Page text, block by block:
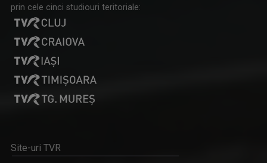
Paul Surugiu-Fuego prezintă un show ...
TEODORA ANTONESCU
„TVR este un vis devenit realitate!" Teodora ...
prin cele cinci studiouri teritoriale:
Site-uri TVR